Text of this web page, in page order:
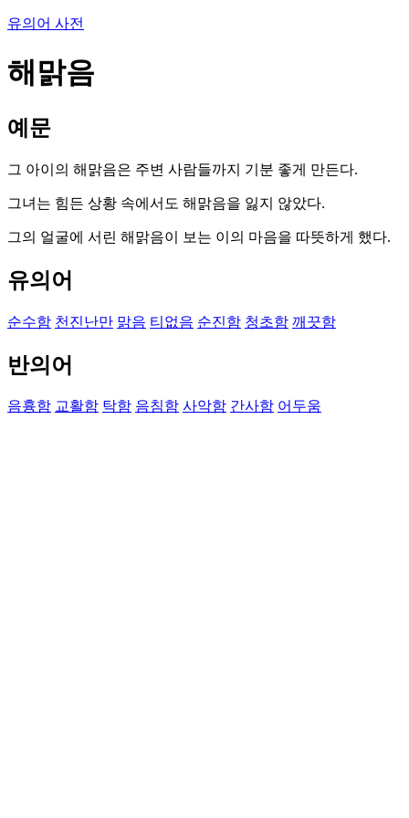
유의어 사전
해맑음
예문
그 아이의 해맑음은 주변 사람들까지 기분 좋게 만든다.
그녀는 힘든 상황 속에서도 해맑음을 잃지 않았다.
그의 얼굴에 서린 해맑음이 보는 이의 마음을 따뜻하게 했다.
유의어
순수함 천진난만 맑음 티없음 순진함 청초함 깨끗함
반의어
음흉함 교활함 탁함 음침함 사악함 간사함 어두움